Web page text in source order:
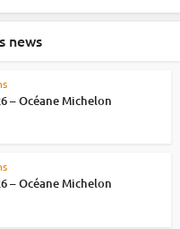
news
– Océane Michelon
– Océane Michelon